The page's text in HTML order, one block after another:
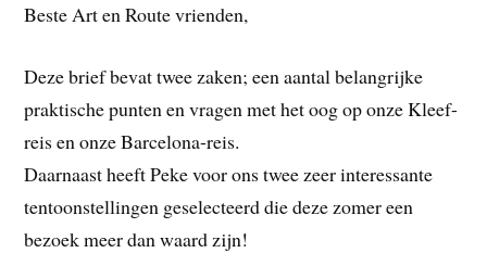
Beste Art en Route vrienden,
Deze brief bevat twee zaken; een aantal belangrijke
praktische punten en vragen met het oog op onze Kleef-
reis en onze Barcelona-reis.
Daarnaast heeft Peke voor ons twee zeer interessante
tentoonstellingen geselecteerd die deze zomer een
bezoek meer dan waard zijn!